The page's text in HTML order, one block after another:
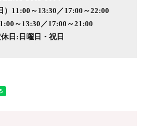
）11:00～13:30／17:00～22:00
～13:30／17:00～21:00
休日:日曜日・祝日